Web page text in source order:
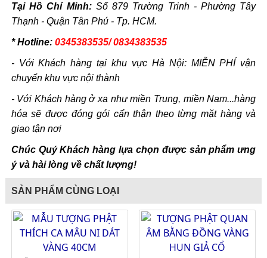
Tại Hồ Chí Minh:Số 879 Trường Trinh - Phường Tây
Thạnh - Quận Tân Phú - Tp. HCM.
* Hotline: 0345383535/ 0834383535
- Với Khách hàng tại khu vực Hà Nội: MIỄN PHÍ vận
chuyển khu vực nội thành
- Với Khách hàng ở xa như miền Trung, miền Nam...hàng
hóa sẽ được đóng gói cẩn thận theo từng mặt hàng và
giao tận nơi
Chúc Quý Khách hàng lựa chọn được sản phẩm ưng
ý và hài lòng về chất lượng!
SẢN PHẨM CÙNG LOẠI